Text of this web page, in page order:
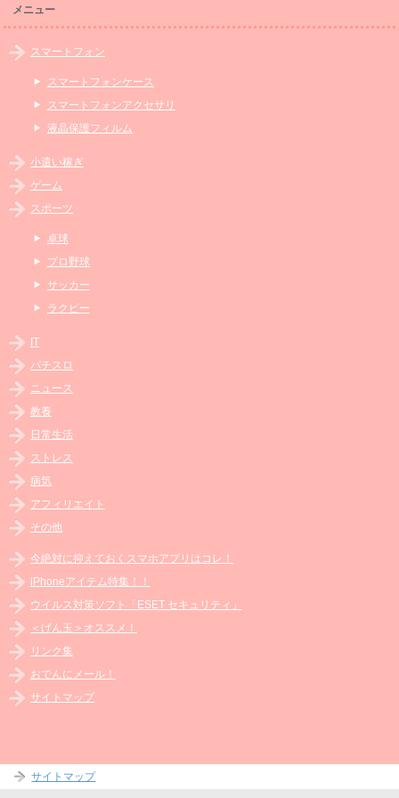
メニュー
スマートフォン
スマートフォンケース
スマートフォンアクセサリ
液晶保護フィルム
小遣い稼ぎ
ゲーム
スポーツ
卓球
プロ野球
サッカー
ラクビー
IT
パチスロ
ニュース
教養
日常生活
ストレス
病気
アフィリエイト
その他
今絶対に抑えておくスマホアプリはコレ！
iPhoneアイテム特集！！
ウイルス対策ソフト「ESET セキュリティ」
＜げん玉＞オススメ！
リンク集
おでんにメール！
サイトマップ
サイトマップ